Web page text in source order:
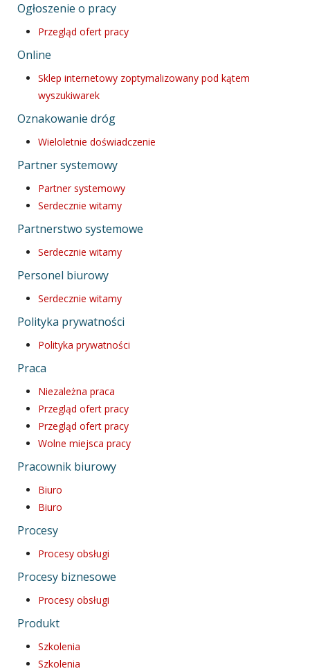
Ogłoszenie o pracy
Przegląd ofert pracy
Online
Sklep internetowy zoptymalizowany pod kątem
wyszukiwarek
Oznakowanie dróg
Wieloletnie doświadczenie
Partner systemowy
Partner systemowy
Serdecznie witamy
Partnerstwo systemowe
Serdecznie witamy
Personel biurowy
Serdecznie witamy
Polityka prywatności
Polityka prywatności
Praca
Niezależna praca
Przegląd ofert pracy
Przegląd ofert pracy
Wolne miejsca pracy
Pracownik biurowy
Biuro
Biuro
Procesy
Procesy obsługi
Procesy biznesowe
Procesy obsługi
Produkt
Szkolenia
Szkolenia